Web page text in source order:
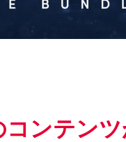
ンテンツ